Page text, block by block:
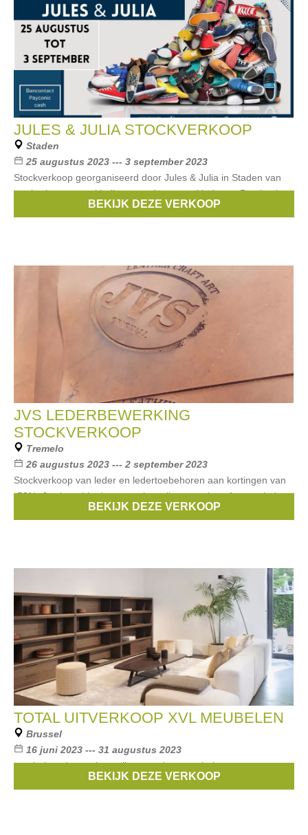
JULES & JULIA STOCKVERKOOP
Staden
25 augustus 2023 --- 3 september 2023
Stockverkoop georganiseerd door Jules & Julia in Staden van
merkschoenen en kleding voor dames en kinderen. Betalen kan
cash, met bancontact of payconiq.
BEKIJK DEZE VERKOOP
JVS LEDERBEWERKING
STOCKVERKOOP
Tremelo
26 augustus 2023 --- 2 september 2023
Stockverkoop van leder en ledertoebehoren aan kortingen van
-50%. Je shopt hier items zoals tooling, conchos, fantasy leder,
tuigleer, boeken, verf, lijm, ...BEKIJK DEZE VERKOOP
TOTAL UITVERKOOP XVL MEUBELEN
Brussel
16 juni 2023 --- 31 augustus 2023
meubelen, decoratie, tapijten, outdoor meubelen
BEKIJK DEZE VERKOOP